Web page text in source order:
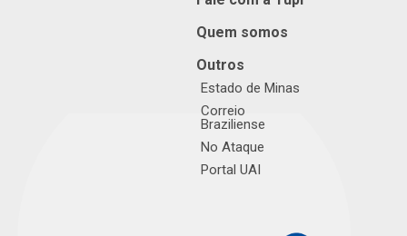
Quem somos
Outros
Estado de Minas
Correio
Braziliense
No Ataque
Portal UAI